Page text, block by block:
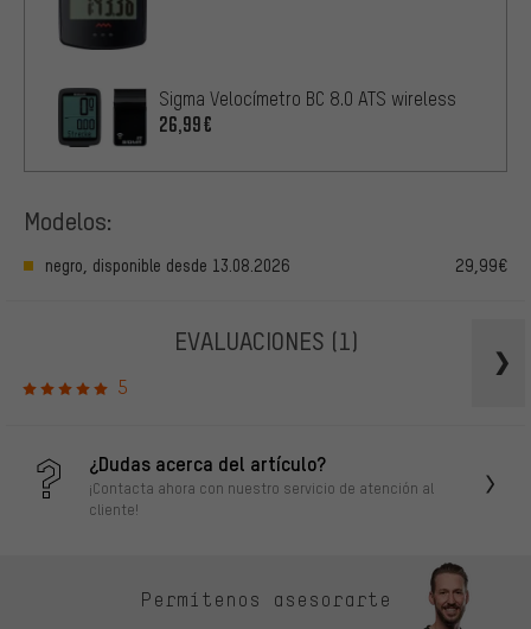
Sigma Velocímetro BC 8.0 ATS wireless
26,99€
Modelos:
negro, disponible desde 13.08.2026 29,99€
EVALUACIONES (1)
5
¿Dudas acerca del artículo?
¡Contacta ahora con nuestro servicio de atención al
cliente!
Permítenos asesorarte